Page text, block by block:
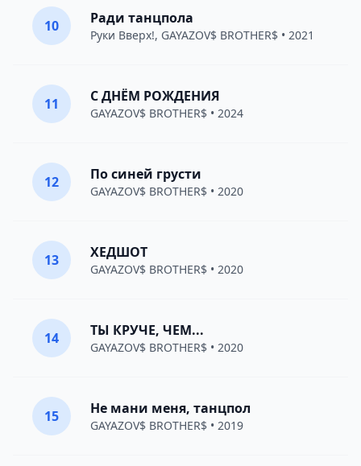
10 Ради танцпола
Руки Вверх!, GAYAZOV$ BROTHER$ • 2021
11 С ДНЁМ РОЖДЕНИЯ
GAYAZOV$ BROTHER$ • 2024
12 По синей грусти
GAYAZOV$ BROTHER$ • 2020
13 ХЕДШОТ
GAYAZOV$ BROTHER$ • 2020
14 ТЫ КРУЧЕ, ЧЕМ...
GAYAZOV$ BROTHER$ • 2020
15 Не мани меня, танцпол
GAYAZOV$ BROTHER$ • 2019